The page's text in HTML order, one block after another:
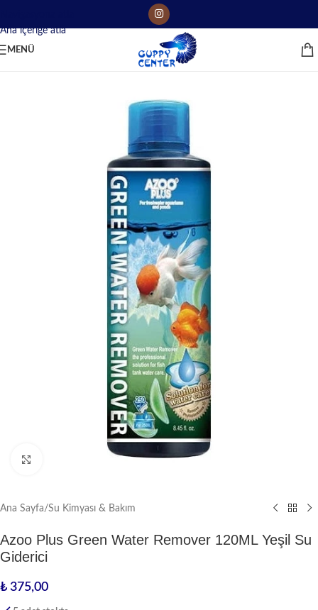
Ana içeriğe atla
MENÜ
Büyütmek için tıklayın
Ana Sayfa/Su Kimyası & Bakım
Azoo Plus Green Water Remover 120ML Yeşil Su
Giderici
₺ 375,00